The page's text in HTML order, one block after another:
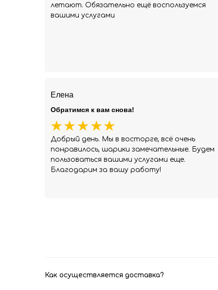
Елена
Добрый день. Мы в восторге, всё очень
понравилось, шарики замечательные. Будем
пользоваться вашими услугами еще.
Благодарим за вашу работу!
Обратимся к вам снова!
летают. Обязательно ещё воспользуемся
вашими услугами
Как осуществляется доставка?